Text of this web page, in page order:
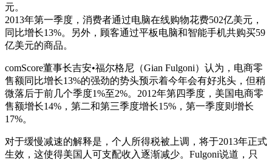
元。
2013年第一季度，消费者通过电脑在线购物花费502亿美元，
同比增长13%。另外，顾客通过平板电脑和智能手机共购买59
亿美元的商品。
comScore董事长吉安•福尔格尼（Gian Fulgoni）认为，电商零
售额同比增长13%的强劲的势头预示着今年会有好兆头，但稍
微落后于前几个季度1%至2%。2012年第四季度，美国电商零
售额增长14%，第二和第三季度增长15%，第一季度则增长
17%。
对于缓慢减速的解释是，个人所得税被上调，将于2013年正式
生效，这使得美国人可支配收入逐渐减少。Fulgoni说道，只